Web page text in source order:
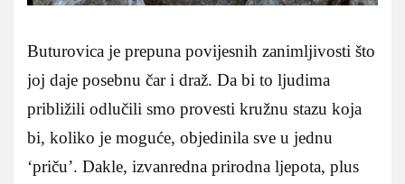
Buturovica je prepuna povijesnih zanimljivosti što
joj daje posebnu čar i draž. Da bi to ljudima
približili odlučili smo provesti kružnu stazu koja
bi, koliko je moguće, objedinila sve u jednu
‘priču’. Dakle, izvanredna prirodna ljepota, plus